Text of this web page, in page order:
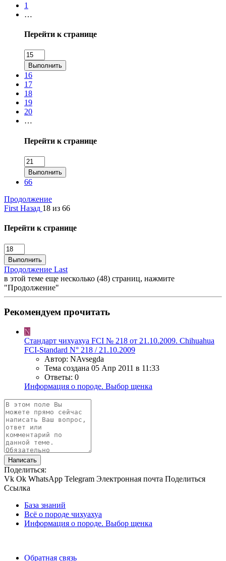
1
…
Перейти к странице
Выполнить
16
17
18
19
20
…
Перейти к странице
Выполнить
66
Продолжение
First Назад 18 из 66
Перейти к странице
Выполнить
Продолжение Last
в этой теме еще несколько (48) страниц, нажмите
"Продолжение"
Рекомендуем прочитать
N
Стандарт чихуахуа FCI № 218 от 21.10.2009. Chihuahua
FCI-Standard N° 218 / 21.10.2009
Автор: NAvsegda
Тема создана 05 Апр 2011 в 11:33
Ответы: 0
Информация о породе. Выбор щенка
Написать
Поделиться:
Vk Ok WhatsApp Telegram Электронная почта Поделиться
Ссылка
База знаний
Всё о породе чихуахуа
Информация о породе. Выбор щенка
Обратная связь